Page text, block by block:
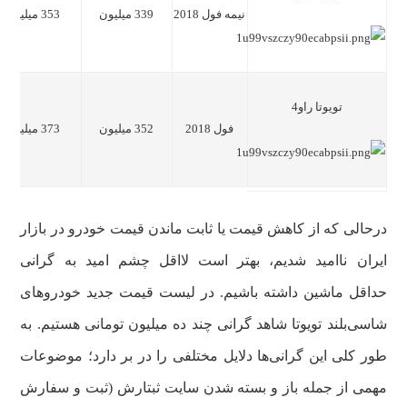
نیمه فول 2018
339 میلیون 353 میلیون
تویوتا راو4
فول 2018
352 میلیون 373 میلیون
درحالی که از کاهش قیمت یا ثابت ماندن قیمت خودرو در بازار
ایران ناامید شدیم، بهتر است لااقل چشم امید به گرانی
حداقل ماشین داشته باشیم. در لیست قیمت جدید خودروهای
شاسی‌بلند تویوتا شاهد گرانی چند ده میلیون تومانی هستیم. به
طور کلی این گرانی‌ها دلایل مختلفی را در بر دارد؛ موضوعات
مهمی از جمله باز و بسته شدن سایت ثبتارش (ثبت و سفارش